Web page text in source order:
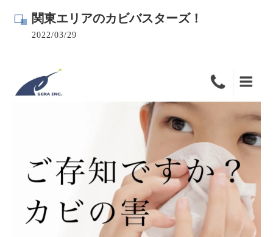
関東エリアのカビバスターズ！
2022/03/29